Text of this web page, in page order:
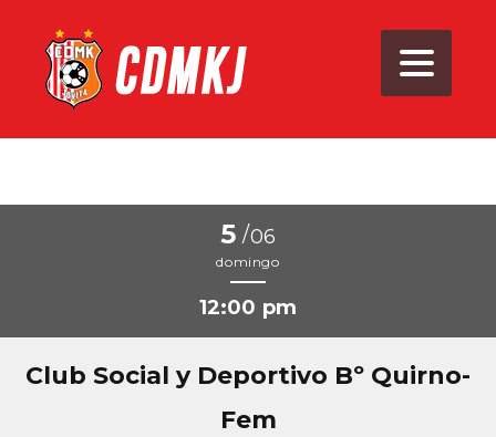
5 /06
domingo
12:00 pm
Club Social y Deportivo Bº Quirno-
Fem